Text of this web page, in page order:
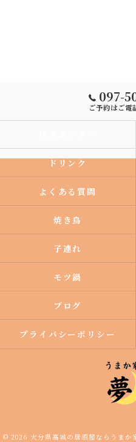
097-
ご予約はご電
ドリンク
よくある質問
焼き鳥
子連れ
モツ鍋
ブログ
プライバシーポリシー
© 2026 大分県高城の居酒屋ならうま